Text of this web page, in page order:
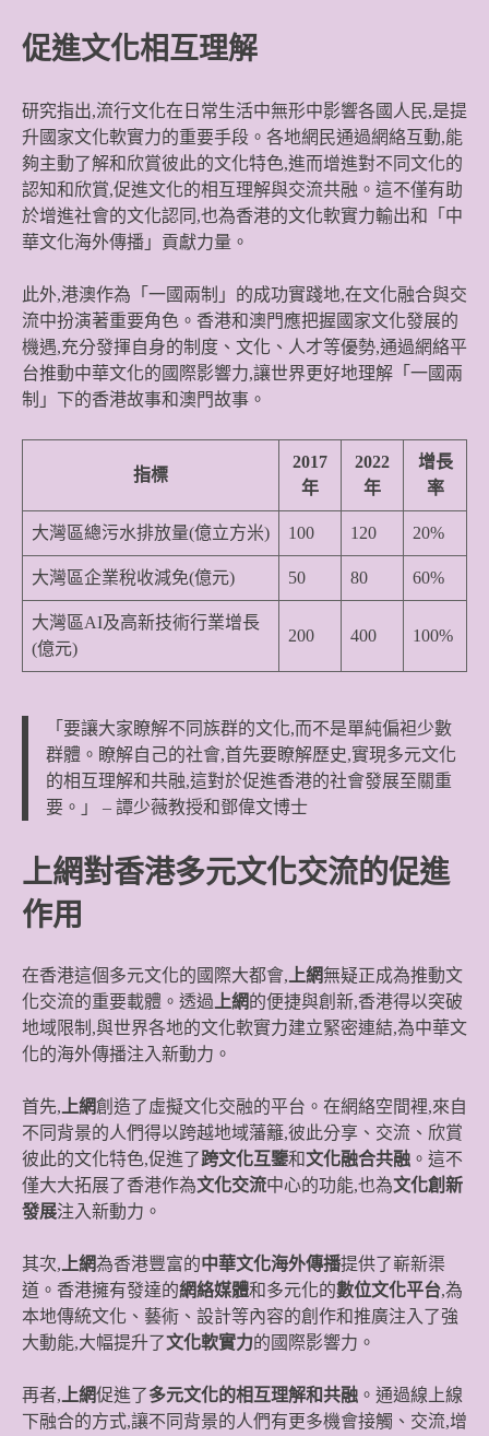
促進文化相互理解
研究指出,流行文化在日常生活中無形中影響各國人民,是提
升國家文化軟實力的重要手段。各地網民通過網絡互動,能
夠主動了解和欣賞彼此的文化特色,進而增進對不同文化的
認知和欣賞,促進文化的相互理解與交流共融。這不僅有助
於增進社會的文化認同,也為香港的文化軟實力輸出和「中
華文化海外傳播」貢獻力量。
此外,港澳作為「一國兩制」的成功實踐地,在文化融合與交
流中扮演著重要角色。香港和澳門應把握國家文化發展的
機遇,充分發揮自身的制度、文化、人才等優勢,通過網絡平
台推動中華文化的國際影響力,讓世界更好地理解「一國兩
制」下的香港故事和澳門故事。
指標
2017
年
2022
年
增長
率
大灣區總污水排放量(億立方米) 100 120 20%
大灣區企業稅收減免(億元) 50 80 60%
大灣區AI及高新技術行業增長
(億元)
200 400 100%
「要讓大家瞭解不同族群的文化,而不是單純偏袒少數
群體。瞭解自己的社會,首先要瞭解歷史,實現多元文化
的相互理解和共融,這對於促進香港的社會發展至關重
要。」 – 譚少薇教授和鄧偉文博士
上網對香港多元文化交流的促進
作用
在香港這個多元文化的國際大都會, 上網無疑正成為推動文
化交流的重要載體。透過 上網的便捷與創新,香港得以突破
地域限制,與世界各地的文化軟實力建立緊密連結,為中華文
化的海外傳播注入新動力。
首先, 上網創造了虛擬文化交融的平台。在網絡空間裡,來自
不同背景的人們得以跨越地域藩籬,彼此分享、交流、欣賞
彼此的文化特色,促進了跨文化互鑒和文化融合共融 。這不
僅大大拓展了香港作為文化交流中心的功能,也為文化創新
發展注入新動力。
其次, 上網為香港豐富的中華文化海外傳播提供了嶄新渠
道。香港擁有發達的網絡媒體和多元化的數位文化平台,為
本地傳統文化、藝術、設計等內容的創作和推廣注入了強
大動能,大幅提升了文化軟實力的國際影響力。
再者, 上網促進了多元文化的相互理解和共融 。通過線上線
下融合的方式,讓不同背景的人們有更多機會接觸、交流,增